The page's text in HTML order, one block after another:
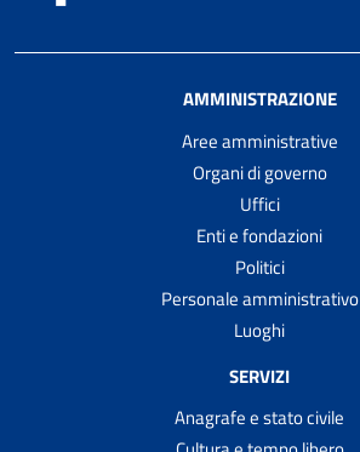
AMMINISTRAZIONE
Aree amministrative
Organi di governo
Uffici
Enti e fondazioni
Politici
Personale amministrativo
Luoghi
SERVIZI
Anagrafe e stato civile